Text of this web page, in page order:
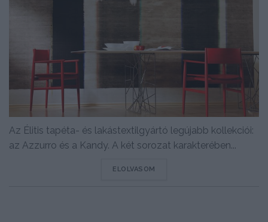
Az Élitis tapéta- és lakástextilgyártó legújabb kollekciói:
az Azzurro és a Kandy. A két sorozat karakterében...
ELOLVASOM